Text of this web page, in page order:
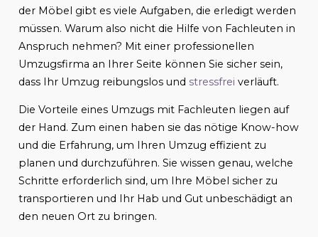
der Möbel gibt es viele Aufgaben, die erledigt werden
müssen. Warum also nicht die Hilfe von Fachleuten in
Anspruch nehmen? Mit einer professionellen
Umzugsfirma an Ihrer Seite können Sie sicher sein,
dass Ihr Umzug reibungslos und stressfrei verläuft.
Die Vorteile eines Umzugs mit Fachleuten liegen auf
der Hand. Zum einen haben sie das nötige Know-how
und die Erfahrung, um Ihren Umzug effizient zu
planen und durchzuführen. Sie wissen genau, welche
Schritte erforderlich sind, um Ihre Möbel sicher zu
transportieren und Ihr Hab und Gut unbeschädigt an
den neuen Ort zu bringen.